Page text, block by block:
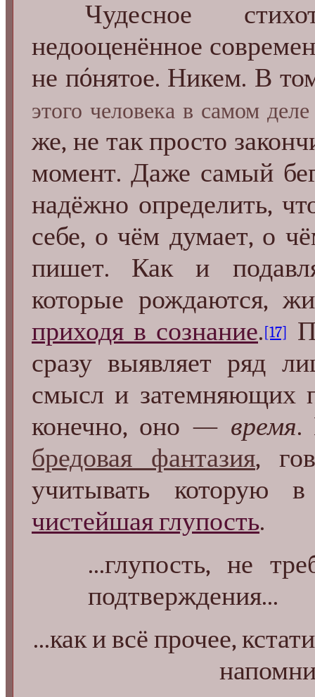
Чудесное
недооценённое
не пóнятое. Никем. В
этого человека в самом
же, не так просто
момент. Даже самый
надёжно определить,
себе, о чём думает, о
пишет. Как и
которые рождаются,
приходя в сознание.[17]
сразу выявляет ряд
смысл и затемняющих
конечно, оно — время.
бредовая фантазия,
учитывать которую
чистейшая глупость.
...глупость, не
подтверждения...
...как и всё прочее,